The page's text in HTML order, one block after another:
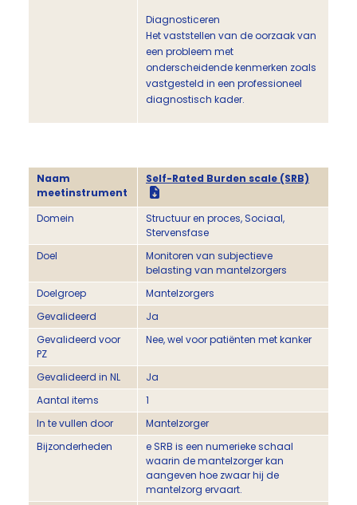
Diagnosticeren
Het vaststellen van de oorzaak van
een probleem met
onderscheidende kenmerken zoals
vastgesteld in een professioneel
diagnostisch kader.
Naam
meetinstrument
Self-Rated Burden scale (SRB)
Domein
Structuur en proces, Sociaal,
Stervensfase
Doel
Monitoren van subjectieve
belasting van mantelzorgers
Doelgroep
Mantelzorgers
Gevalideerd
Ja
Gevalideerd voor
PZ
Nee, wel voor patiënten met kanker
Gevalideerd in NL
Ja
Aantal items
1
In te vullen door
Mantelzorger
Bijzonderheden
e SRB is een numerieke schaal
waarin de mantelzorger kan
aangeven hoe zwaar hij de
mantelzorg ervaart.